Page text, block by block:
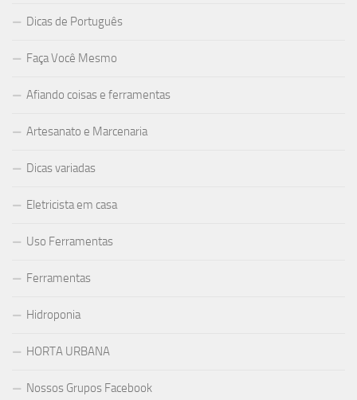
Dicas de Português
Faça Você Mesmo
Afiando coisas e ferramentas
Artesanato e Marcenaria
Dicas variadas
Eletricista em casa
Uso Ferramentas
Ferramentas
Hidroponia
HORTA URBANA
Nossos Grupos Facebook